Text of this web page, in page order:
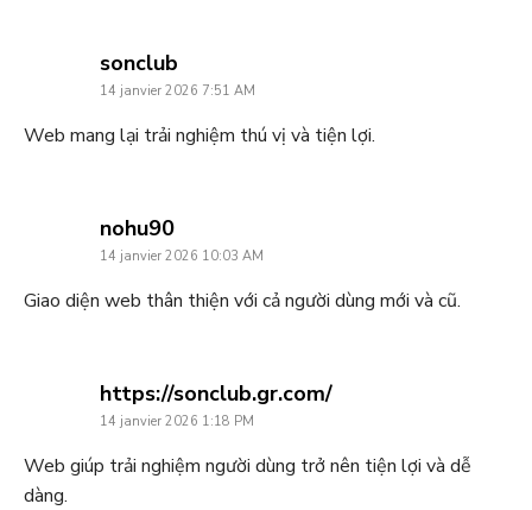
sonclub
14 janvier 2026 7:51 AM
Web mang lại trải nghiệm thú vị và tiện lợi.
nohu90says:
14 janvier 2026 10:03 AM
Giao diện web thân thiện với cả người dùng mới và cũ.
https://sonclub.gr.com/says:
14 janvier 2026 1:18 PM
Web giúp trải nghiệm người dùng trở nên tiện lợi và dễ
dàng.